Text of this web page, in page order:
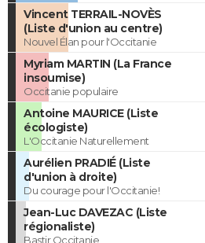
Vincent TERRAIL-NOVÈS
(Liste d'union au centre)
Nouvel Élan pour l'Occitanie
Myriam MARTIN (La France
insoumise)
Occitanie populaire
Antoine MAURICE (Liste
écologiste)
L'Occitanie Naturellement
Aurélien PRADIÉ (Liste
d'union à droite)
Du courage pour l'Occitanie!
Jean-Luc DAVEZAC (Liste
régionaliste)
Bastir Occitanie